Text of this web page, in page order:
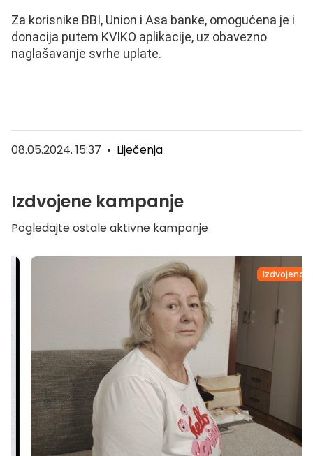
Za korisnike BBI, Union i Asa banke, omogućena je i
donacija putem KVIKO aplikacije, uz obavezno
naglašavanje svrhe uplate.
08.05.2024. 15:37 • Liječenja
Izdvojene kampanje
Pogledajte ostale aktivne kampanje
Izdvojeno